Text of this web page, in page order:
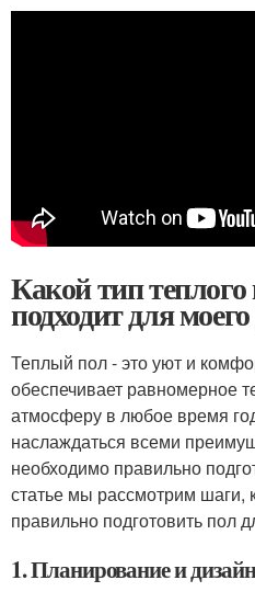
Какой тип
подходит для
Теплый пол - это уют и
обеспечивает равномерное
атмосферу в любое время
наслаждаться всеми
необходимо правильно
статье мы рассмотрим шаги,
правильно подготовить пол
1. Планирование и дизайн